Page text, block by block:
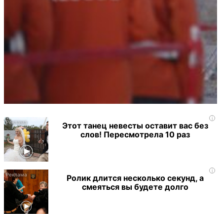
i
Этот танец невесты оставит вас без
слов! Пересмотрела 10 раз
i
Ролик длится несколько секунд, а
смеяться вы будете долго